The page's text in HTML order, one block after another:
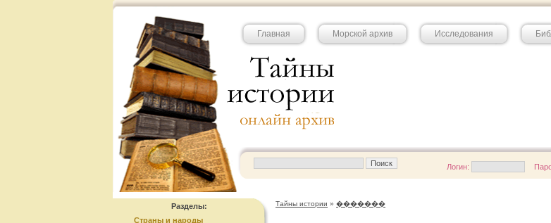
Главная Морской архив Исследования
Логин:
Разделы:
Страны и народы
Тайны истории » �������